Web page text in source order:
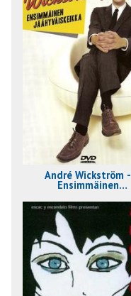
André Wickström -
Ensimmäinen